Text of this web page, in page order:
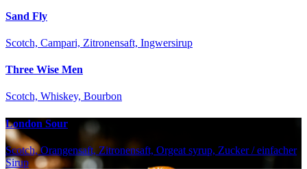
Sand Fly
Scotch, Campari, Zitronensaft, Ingwersirup
Three Wise Men
Scotch, Whiskey, Bourbon
London Sour
Scotch, Orangensaft, Zitronensaft, Orgeat syrup, Zucker / einfacher
Sirup